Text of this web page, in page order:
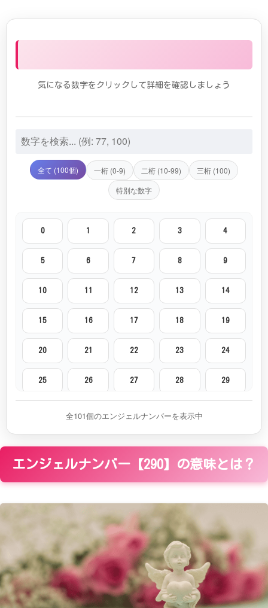
気になる数字をクリックして詳細を確認しましょう
全て (100個) 一桁 (0-9) 二桁 (10-99)
三桁 (100)
特別な数字
0 1 2 3 4
5 6 7 8 9
10 11 12 13 14
15 16 17 18 19
20 21 22 23 24
25 26 27 28 29
40 41 43 44
54
55 56 57 58
60 61 62 63
全101個のエンジェルナンバーを表示中
エンジェルナンバー【290】の意味とは？